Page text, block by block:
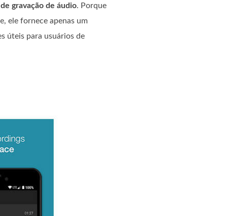
gravação de áudio. Porque
ele fornece apenas um
úteis para usuários de